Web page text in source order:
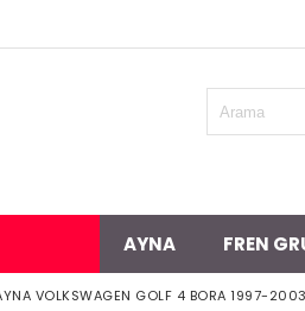
AYNA FREN
VOLKSWAGEN GOLF 4 BORA 1997-